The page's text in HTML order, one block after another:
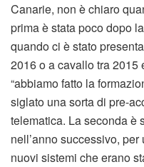
Canarie, non è chiaro
prima è stata poco dopo
quando ci è stato
2016 o a cavallo tra 2015
“abbiamo fatto la
siglato una sorta di pre-
telematica. La seconda è
nell’anno successivo,
nuovi sistemi che erano